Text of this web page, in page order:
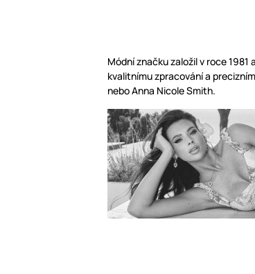
Módní značku založil v roce
kvalitnímu zpracování a
nebo Anna Nicole Smith.